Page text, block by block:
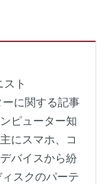
スト
に関する記事
ピューター知
にスマホ、コ
バイスから紛
スクのパーテ